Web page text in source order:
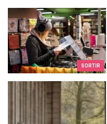
SORTIR
Où trouver un bon disquaire
Le Musée Royal de